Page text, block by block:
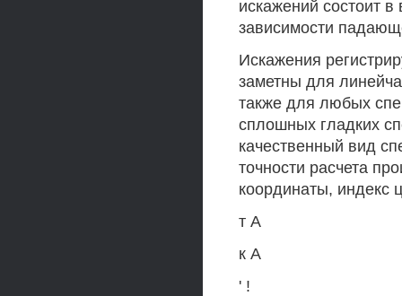
искажений состоит
зависимости
Искажения
заметны для
также для любых
сплошных гладких
качественный вид
точности расчета
координаты, индекс
т А
к А
' !